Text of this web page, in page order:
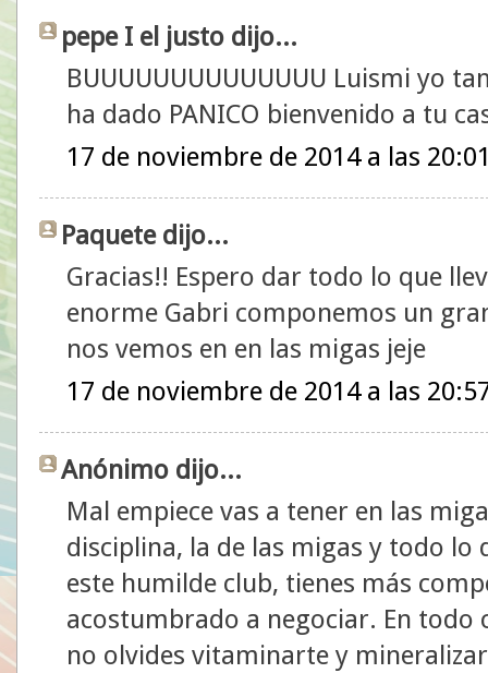
pepe I el justo dijo...
BUUUUUUUUUUUUUU Luismi yo
ha dado PANICO bienvenido a tu
17 de noviembre de 2014 a las
Paquete dijo...
Gracias!! Espero dar todo lo que
enorme Gabri componemos un
nos vemos en en las migas jeje
17 de noviembre de 2014 a las
Anónimo dijo...
Mal empiece vas a tener en las
disciplina, la de las migas y todo lo
este humilde club, tienes más
acostumbrado a negociar. En todo
no olvides vitaminarte y